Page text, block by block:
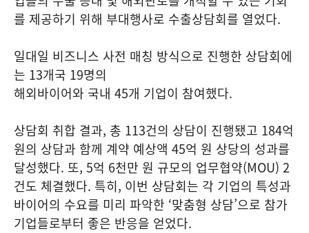
를 제공하기 위해 부대행사로 수출상담회를 열었다.
일대일 비즈니스 사전 매칭 방식으로 진행한 상담회에
는 13개국 19명의
해외바이어와 국내 45개 기업이 참여했다.
상담회 취합 결과, 총 113건의 상담이 진행됐고 184억
원의 상담과 함께 계약 예상액 45억 원 상당의 성과를
달성했다. 또, 5억 6천만 원 규모의 업무협약(MOU) 2
건도 체결했다. 특히, 이번 상담회는 각 기업의 특성과
바이어의 수요를 미리 파악한 ‘맞춤형 상담’으로 참가
기업들로부터 좋은 반응을 얻었다.